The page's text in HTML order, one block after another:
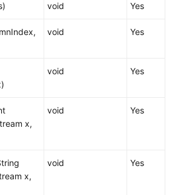
void Yes
void Yes
void Yes
x,
void Yes
x,
void Yes